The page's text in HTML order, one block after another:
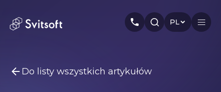
PL
Główny
Do listy wszystkich artykułów